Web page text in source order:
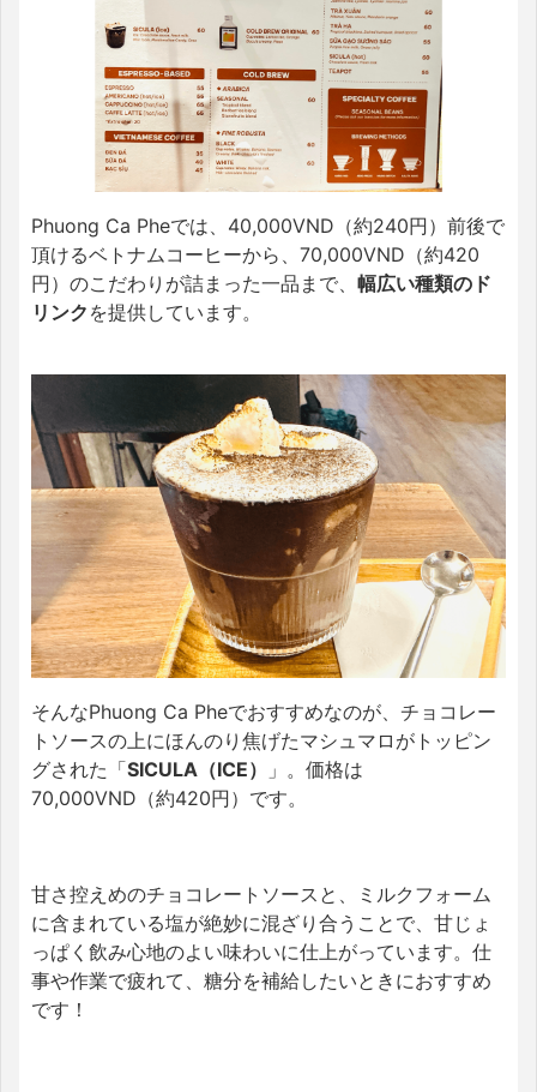
Phuong Ca Pheでは、40,000VND（約240円）前後で
頂けるベトナムコーヒーから、70,000VND（約420
円）のこだわりが詰まった一品まで、 幅広い種類のド
リンク を提供しています。
そんなPhuong Ca Pheでおすすめなのが、チョコレー
トソースの上にほんのり焦げたマシュマロがトッピン
グされた「SICULA（ICE）
」。価格は
70,000VND（約420円）です。
甘さ控えめのチョコレートソースと、ミルクフォーム
に含まれている塩が絶妙に混ざり合うことで、甘じょ
っぱく飲み心地のよい味わいに仕上がっています。仕
事や作業で疲れて、糖分を補給したいときにおすすめ
です！